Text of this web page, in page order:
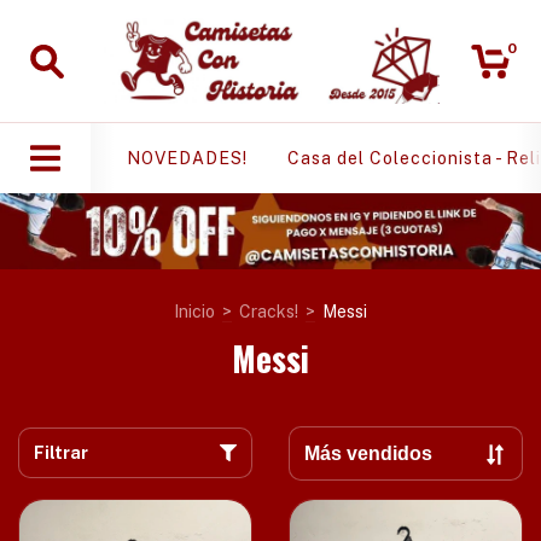
0
NOVEDADES! Casa del Coleccionista -
Inicio > Cracks! > Messi
Messi
Filtrar